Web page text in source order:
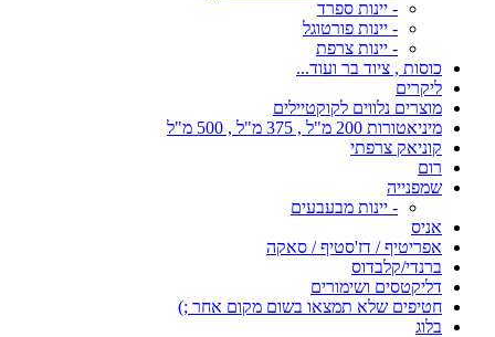
- יינות ספרד
- יינות פורטוגל
- יינות צרפת
כוסות , ציוד בר ועוד...
ליקרים
מוצרים נלווים לקוקטיילים
מיניאטורות 200 מ"ל , 375 מ"ל , 500 מ"ל
קוניאק צרפתי
רום
שמפנייה
- יינות מבעבעים
אניס
אפריטיף / דז'סטיף / סאקה
ברנדי/קלבדוס
דליקטסים ושימורים
חטיפים שלא תמצאו בשום מקום אחר ;)
בלוג